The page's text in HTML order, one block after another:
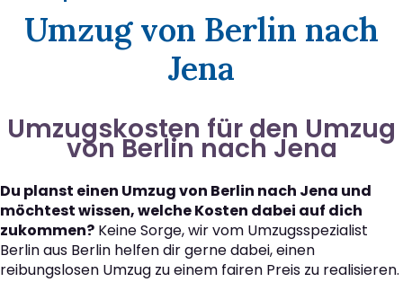
Umzug von Berlin nach
Jena
Umzugskosten für den Umzug
von Berlin nach Jena
Du planst einen Umzug von Berlin nach Jena und
möchtest wissen, welche Kosten dabei auf dich
zukommen? Keine Sorge, wir vom Umzugsspezialist
Berlin aus Berlin helfen dir gerne dabei, einen
reibungslosen Umzug zu einem fairen Preis zu realisieren.